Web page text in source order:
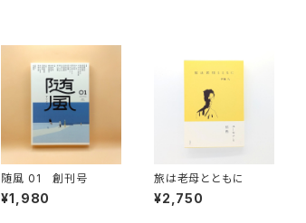
随風 01 創刊号
¥1,980
旅は老母とともに
¥2,750